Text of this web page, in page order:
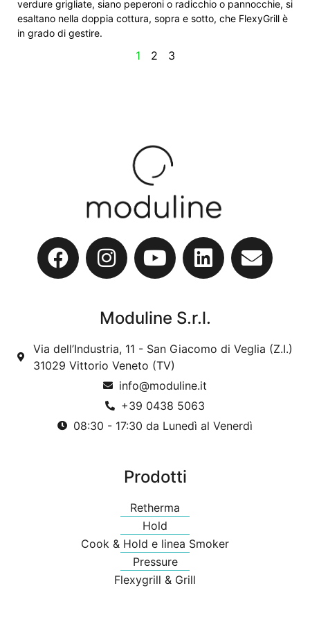
verdure grigliate, siano peperoni o radicchio o pannocchie, si
esaltano nella doppia cottura, sopra e sotto, che FlexyGrill è
in grado di gestire.
1 2 3
Moduline S.r.l.
Via dell’Industria, 11 - San Giacomo di Veglia (Z.I.)
31029 Vittorio Veneto (TV)
info@moduline.it
+39 0438 5063
08:30 - 17:30 da Lunedì al Venerdì
Prodotti
Retherma
Hold
Cook & Hold e linea Smoker
Pressure
Flexygrill & Grill